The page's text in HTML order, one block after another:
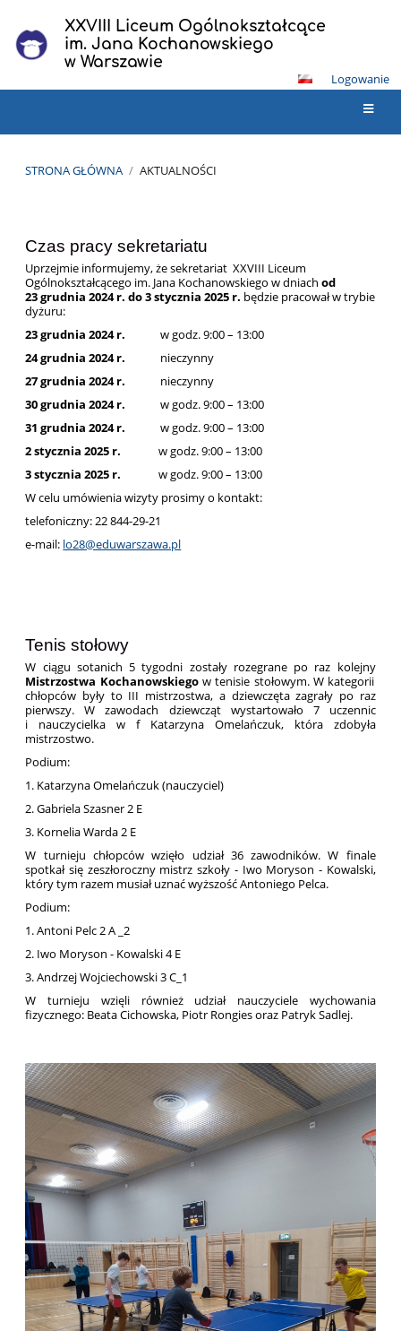
XXVIII Liceum Ogólnokształcące
im. Jana Kochanowskiego
w Warszawie
Logowanie
STRONA GŁÓWNA / AKTUALNOŚCI
Czas pracy sekretariatu
Uprzejmie informujemy, że sekretariat XXVIII Liceum
Ogólnokształcącego im. Jana Kochanowskiego w dniachod
23 grudnia 2024 r. do 3 stycznia 2025 r. będzie pracował w trybie
dyżuru:
23 grudnia 2024 r. w godz. 9:00 – 13:00
24 grudnia 2024 r. nieczynny
27 grudnia 2024 r.
nieczynny
30 grudnia 2024 r.w godz. 9:00 – 13:00
31 grudnia 2024 r.w godz. 9:00 – 13:00
2 stycznia 2025 r.
w godz. 9:00 – 13:00
3 stycznia 2025 r.w godz. 9:00 – 13:00
W celu umówienia wizyty prosimy o kontakt:
telefoniczny: 22 844-29-21
e-mail: lo28@eduwarszawa.pl
Tenis stołowy
W ciągu sotanich 5 tygodni zostały rozegrane po raz kolejny
Mistrzostwa Kochanowskiegow tenisie stołowym. W kategorii
chłopców były to III mistrzostwa, a dziewczęta zagrały po raz
pierwszy. W zawodach dziewcząt wystartowało 7 uczennic
i nauczycielka w f Katarzyna Omelańczuk, która zdobyła
mistrzostwo.
Podium:
1. Katarzyna Omelańczuk (nauczyciel)
2. Gabriela Szasner 2 E
3. Kornelia Warda 2 E
W turnieju chłopców wzięło udział 36 zawodników. W finale
spotkał się zeszłoroczny mistrz szkoły - Iwo Moryson - Kowalski,
który tym razem musiał uznać wyższość Antoniego Pelca.
Podium:
1. Antoni Pelc 2 A _2
2. Iwo Moryson - Kowalski 4 E
3. Andrzej Wojciechowski 3 C_1
W turnieju wzięli również udział nauczyciele wychowania
fizycznego: Beata Cichowska, Piotr Rongies oraz Patryk Sadlej.